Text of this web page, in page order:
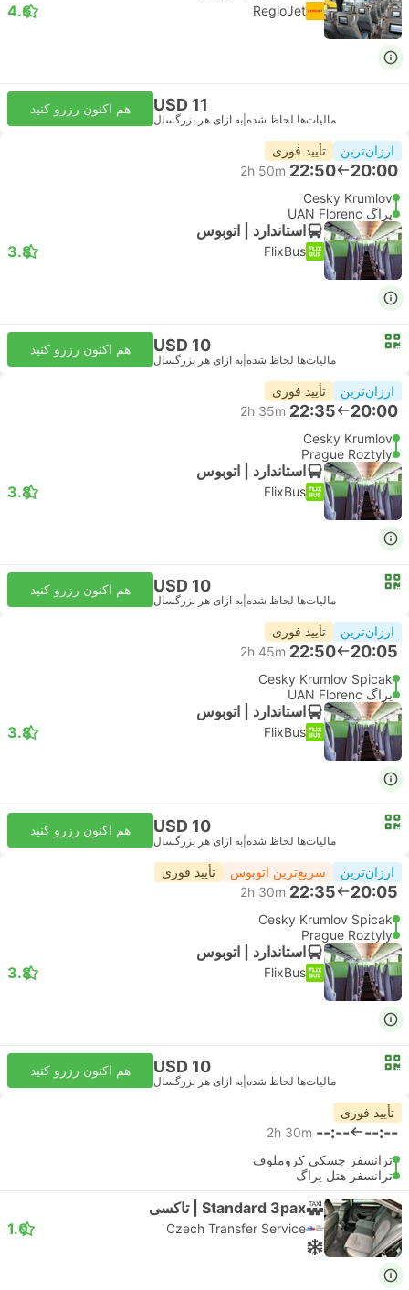
RegioJet
4.6
USD 11
مالیات‌ها لحاظ شده به ازای هر بزرگسال
هم اکنون رزرو کنید
ارزان‌ترین تأیید فوری
20:00
22:50
2h 50m
Cesky Krumlov
پراگ UAN Florenc
استاندارد | اتوبوس
FlixBus
3.8
USD 10
مالیات‌ها لحاظ شده به ازای هر بزرگسال
هم اکنون رزرو کنید
ارزان‌ترین تأیید فوری
20:00
22:35
2h 35m
Cesky Krumlov
Prague Roztyly
استاندارد | اتوبوس
FlixBus
3.8
USD 10
مالیات‌ها لحاظ شده به ازای هر بزرگسال
هم اکنون رزرو کنید
ارزان‌ترین تأیید فوری
20:05
22:50
2h 45m
Cesky Krumlov Spicak
پراگ UAN Florenc
استاندارد | اتوبوس
FlixBus
3.8
USD 10
مالیات‌ها لحاظ شده به ازای هر بزرگسال
هم اکنون رزرو کنید
ارزان‌ترین سریع‌ترین اتوبوس تأیید فوری
20:05
22:35
2h 30m
Cesky Krumlov Spicak
Prague Roztyly
استاندارد | اتوبوس
FlixBus
3.8
USD 10
مالیات‌ها لحاظ شده به ازای هر بزرگسال
هم اکنون رزرو کنید
تأیید فوری
--:--
--:--
2h 30m
ترانسفر چسکی کروملوف
ترانسفر هتل پراگ
Standard 3pax | تاکسی
Czech Transfer Service
1.0